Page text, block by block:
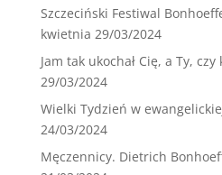
Szczeciński Festiwal
kwietnia 29/03/2024
Jam tak ukochał Cię, a Ty,
29/03/2024
Wielki Tydzień w
24/03/2024
Męczennicy. Dietrich